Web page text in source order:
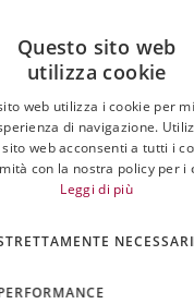
Questo sito web
utilizza cookie
web utilizza i cookie per
di navigazione.
web acconsenti a tutti i
con la nostra policy per i
Leggi di più
NECESSARI